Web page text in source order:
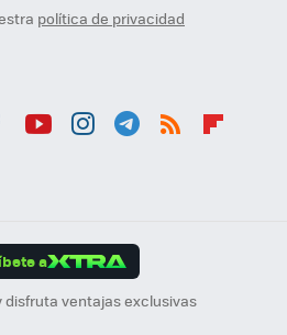
política de privacidad
a
disfruta ventajas exclusivas